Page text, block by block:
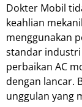
Dokter Mobil
keahlian
menggunakan
standar
perbaikan AC
dengan lancar.
unggulan yang